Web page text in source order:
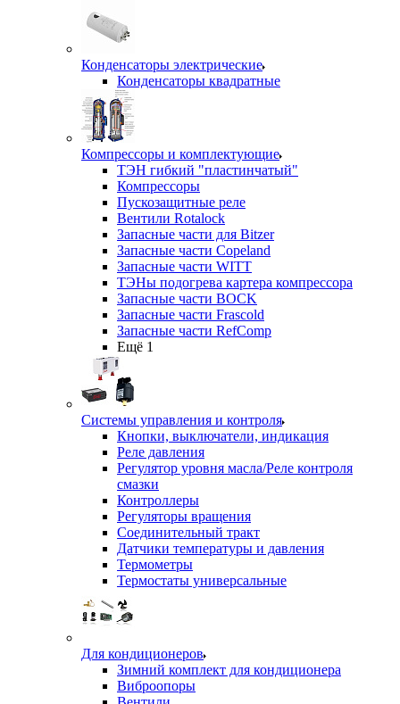
Конденсаторы электрические
Конденсаторы квадратные
Компрессоры и комплектующие
ТЭН гибкий "пластинчатый"
Компрессоры
Пускозащитные реле
Вентили Rotalock
Запасные части для Bitzer
Запасные части Copeland
Запасные части WITT
ТЭНы подогрева картера компрессора
Запасные части BOCK
Запасные части Frascold
Запасные части RefComp
Ещё 1
Системы управления и контроля
Кнопки, выключатели, индикация
Реле давления
Регулятор уровня масла/Реле контроля
смазки
Контроллеры
Регуляторы вращения
Соединительный тракт
Датчики температуры и давления
Термометры
Термостаты универсальные
Для кондиционеров
Зимний комплект для кондиционера
Виброопоры